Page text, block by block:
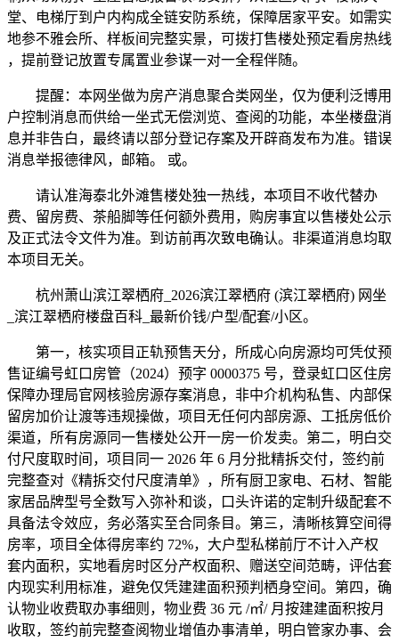
堂、电梯厅到户内构成全链安防系统，保障居家平安。如需实
地参不雅会所、样板间完整实景，可拨打售楼处预定看房热线
，提前登记放置专属置业参谋一对一全程伴随。
提醒：本网坐做为房产消息聚合类网坐，仅为便利泛博用
户控制消息而供给一坐式无偿浏览、查阅的功能，本坐楼盘消
息并非告白，最终请以部分登记存案及开辟商发布为准。错误
消息举报德律风，邮箱。 或。
请认准海泰北外滩售楼处独一热线，本项目不收代替办
费、留房费、茶船脚等任何额外费用，购房事宜以售楼处公示
及正式法令文件为准。到访前再次致电确认。非渠道消息均取
本项目无关。
杭州萧山滨江翠栖府_2026滨江翠栖府 (滨江翠栖府) 网坐
_滨江翠栖府楼盘百科_最新价钱/户型/配套/小区。
第一，核实项目正轨预售天分，所成心向房源均可凭仗预
售证编号虹口房管（2024）预字 0000375 号，登录虹口区住房
保障办理局官网核验房源存案消息，非中介机构私售、内部保
留房加价让渡等违规操做，项目无任何内部房源、工抵房低价
渠道，所有房源同一售楼处公开一房一价发卖。第二，明白交
付尺度取时间，项目同一 2026 年 6 月分批精拆交付，签约前
完整查对《精拆交付尺度清单》，所有厨卫家电、石材、智能
家居品牌型号全数写入弥补和谈，口头许诺的定制升级配套不
具备法令效应，务必落实至合同条目。第三，清晰核算空间得
房率，项目全体得房率约 72%，大户型私梯前厅不计入产权
套内面积，实地看房时区分产权面积、赠送空间范畴，评估套
内现实利用标准，避免仅凭建建面积预判栖身空间。第四，确
认物业收费取办事细则，物业费 36 元 /㎡/ 月按建建面积按月
收取，签约前完整查阅物业增值办事清单，明白管家办事、会